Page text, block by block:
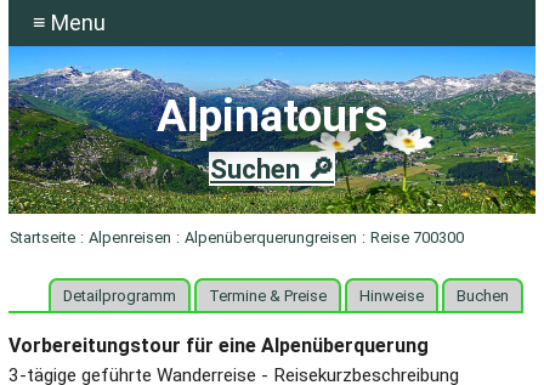
≡ Menu
Suchen 🔎
Alpinatours
Startseite : Alpenreisen : Alpenüberquerungreisen : Reise 700300
Detailprogramm Termine & Preise Hinweise Buchen
Vorbereitungstour für eine Alpenüberquerung
3-tägige geführte Wanderreise - Reisekurzbeschreibung